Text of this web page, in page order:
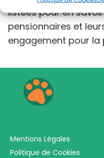
listées pour en
pensionnaires et
engagement pour
Mentions Légales
Politique de Cookies